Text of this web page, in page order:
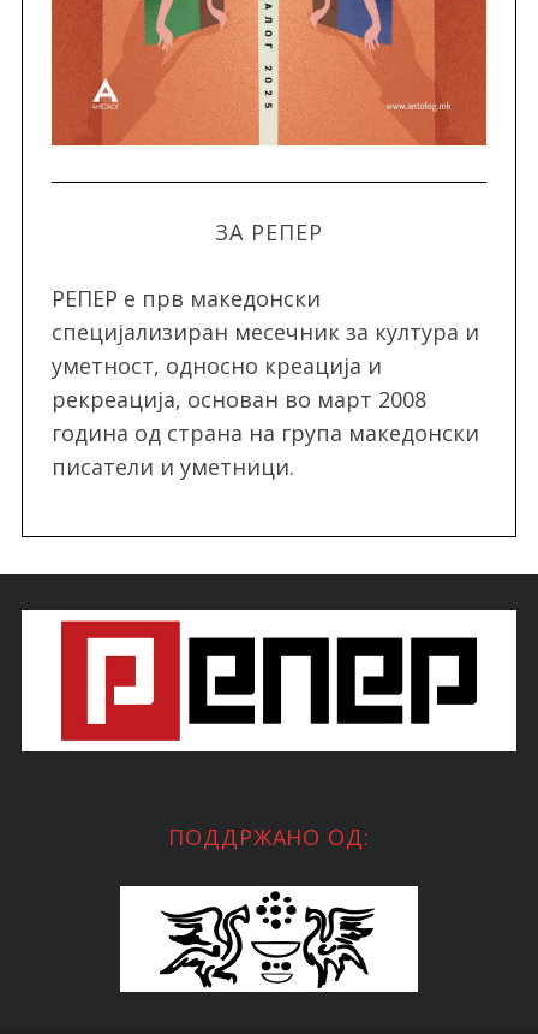
ЗА РЕПЕР
РЕПЕР e прв македонски
специјализиран месечник за култура и
уметност, односно креација и
рекреација, oснован во март 2008
година од страна на група македонски
писатели и уметници.
ПОДДРЖАНО ОД: